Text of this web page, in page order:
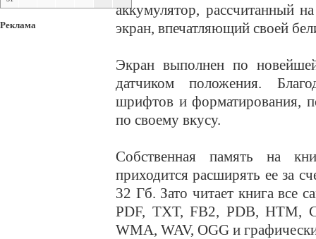
Реклама
аккумулятор, рассчитанный
экран, впечатляющий своей
Экран выполнен по
датчиком положения.
шрифтов и форматирования,
по своему вкусу.
Собственная память на
приходится расширять ее за
32 Гб. Зато читает книга все
PDF, TXT, FB2, PDB, HTM,
WMA, WAV, OGG и